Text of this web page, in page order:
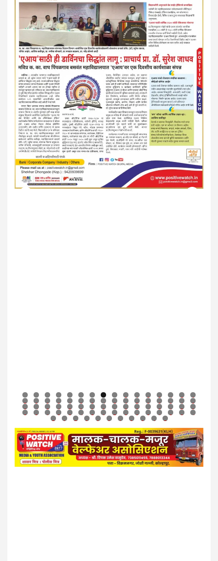
0 1 2 3 4 5 6
7 8 9 0 1 2 3 4 5 6 7 8 9 0 1 2
3 4 5 6 7 8 9 0 1 2 3 4 5 6 7 8
9 0 1 2 3 4 5 6 7 8 9 0 1 2 3 4
5 6 7 8 9 0 1 2 3 4 5